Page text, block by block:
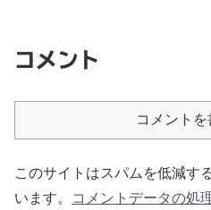
コメント
コメント
このサイトはスパムを低減す
います。
コメントデータの処